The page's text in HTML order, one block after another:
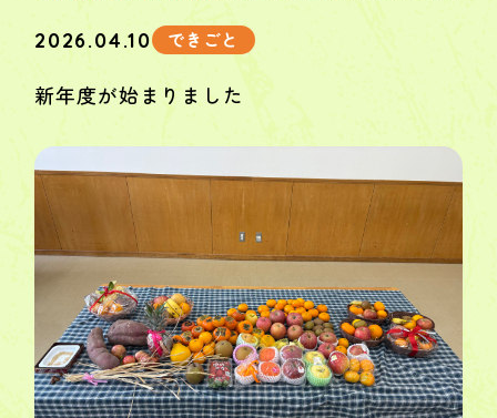
2026.04.10 できごと
新年度が始まりました